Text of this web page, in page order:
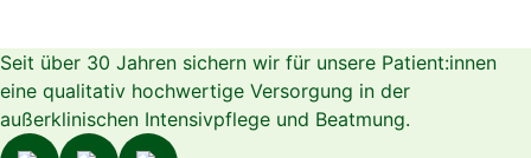
Seit über 30 Jahren sichern wir für unsere Patient:innen
eine qualitativ hochwertige Versorgung in der
außerklinischen Intensivpflege und Beatmung.